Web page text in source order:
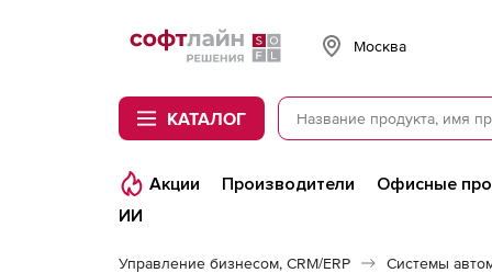
Softline
Москва
КАТАЛОГ
Акции Производители Офисные
ИИ
Управление бизнесом, CRM/ERP Системы